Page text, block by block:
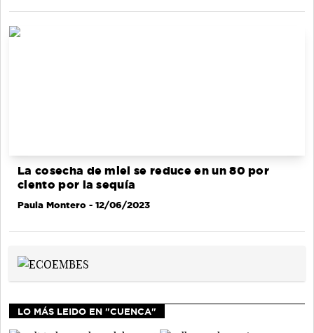
La cosecha de miel se reduce en un 80 por
ciento por la sequía
Paula Montero - 12/06/2023
LO MÁS LEIDO EN "CUENCA"